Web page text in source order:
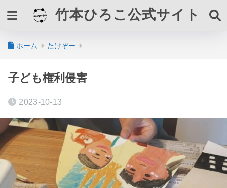
竹本ひろこ公式サイト
ホーム たけぞー
子ども権利侵害
2023-10-13